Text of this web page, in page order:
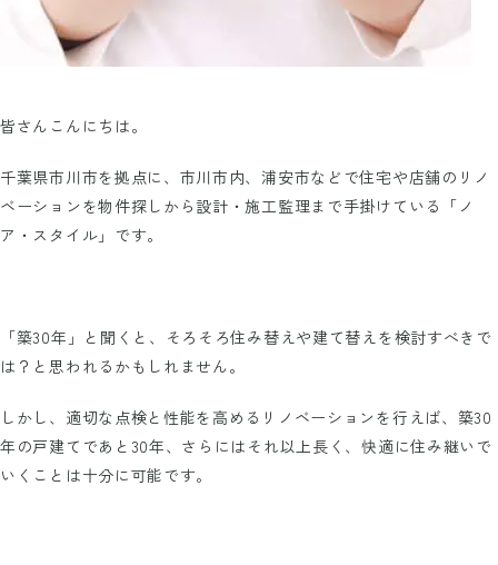
皆さんこんにちは。
千葉県市川市を拠点に、市川市内、浦安市などで住宅や店舗のリノ
ベーションを物件探しから設計・施工監理まで手掛けている「ノ
ア・スタイル」です。
「築30年」と聞くと、そろそろ住み替えや建て替えを検討すべきで
は？と思われるかもしれません。
しかし、適切な点検と性能を高めるリノベーションを行えば、築30
年の戸建てであと30年、さらにはそれ以上長く、快適に住み継いで
いくことは十分に可能です。